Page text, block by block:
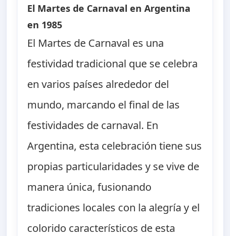
El Martes de Carnaval en Argentina
en 1985
El Martes de Carnaval es una
festividad tradicional que se celebra
en varios países alrededor del
mundo, marcando el final de las
festividades de carnaval. En
Argentina, esta celebración tiene sus
propias particularidades y se vive de
manera única, fusionando
tradiciones locales con la alegría y el
colorido característicos de esta